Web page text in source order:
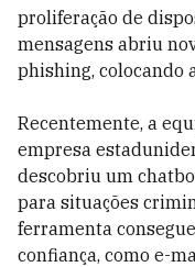
proliferação de
mensagens abriu
phishing, colocando
Recentemente, a
empresa
descobriu um
para situações
ferramenta
confiança, como e-